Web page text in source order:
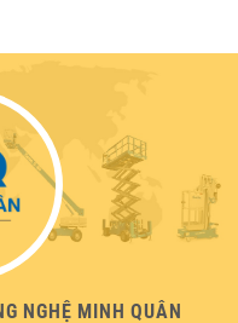
NGHỆ MINH QUÂN